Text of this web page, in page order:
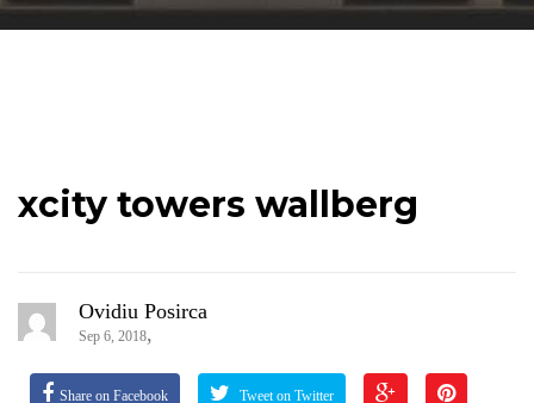
xcity towers wallberg
Ovidiu Posirca
Sep 6, 2018,
Share on Facebook Tweet on Twitter